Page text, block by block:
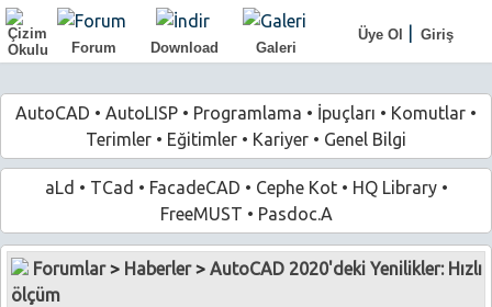
Üye Ol
Giriş
Forum
Download Galeri
AutoCAD • AutoLISP • Programlama • İpuçları • Komutlar •
Terimler • Eğitimler • Kariyer • Genel Bilgi
aLd • TCad • FacadeCAD • Cephe Kot• HQ Library•
FreeMUST • Pasdoc.A
Forumlar> Haberler>AutoCAD 2020'deki Yenilikler: Hızlı
ölçüm